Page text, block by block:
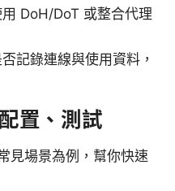
DoH/DoT 或整合代理
記錄連線與使用資料，
置、測試
見場景為例，幫你快速